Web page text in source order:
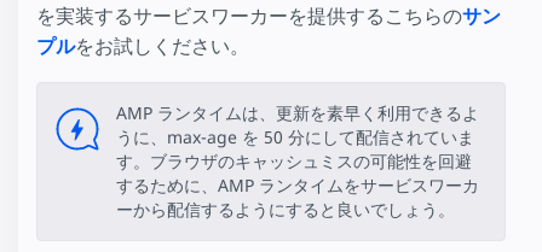
を実装するサービスワーカーを提供するこちらのサン
プルをお試しください。
AMP ランタイムは、更新を素早く利用できるよ
うに、max-age を 50 分にして配信されていま
す。ブラウザのキャッシュミスの可能性を回避
するために、AMP ランタイムをサービスワーカ
ーから配信するようにすると良いでしょう。